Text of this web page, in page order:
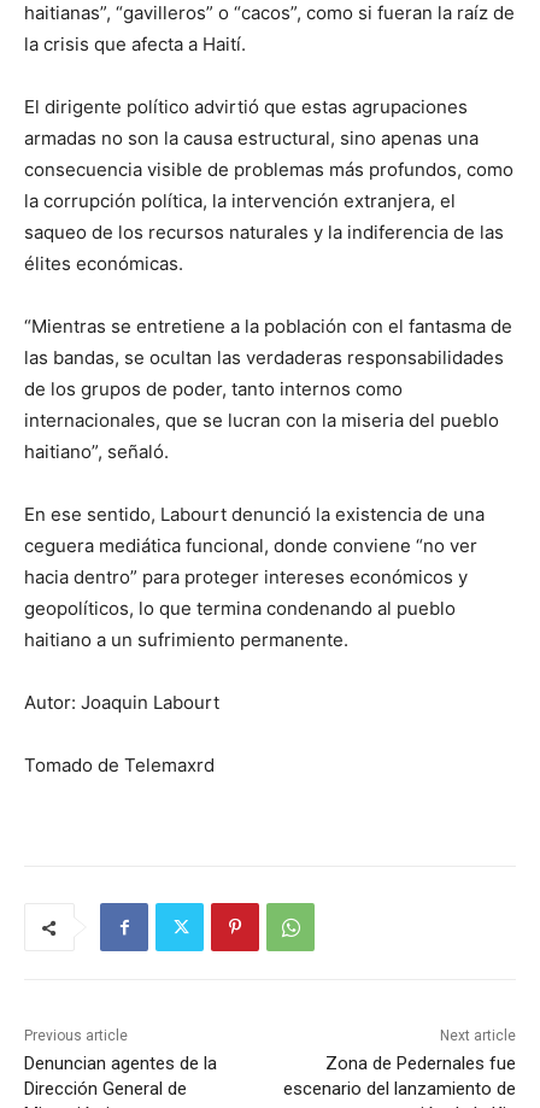
haitianas”, “gavilleros” o “cacos”, como si fueran la raíz de
la crisis que afecta a Haití.
El dirigente político advirtió que estas agrupaciones
armadas no son la causa estructural, sino apenas una
consecuencia visible de problemas más profundos, como
la corrupción política, la intervención extranjera, el
saqueo de los recursos naturales y la indiferencia de las
élites económicas.
“Mientras se entretiene a la población con el fantasma de
las bandas, se ocultan las verdaderas responsabilidades
de los grupos de poder, tanto internos como
internacionales, que se lucran con la miseria del pueblo
haitiano”, señaló.
En ese sentido, Labourt denunció la existencia de una
ceguera mediática funcional, donde conviene “no ver
hacia dentro” para proteger intereses económicos y
geopolíticos, lo que termina condenando al pueblo
haitiano a un sufrimiento permanente.
Autor: Joaquin Labourt
Tomado de Telemaxrd
Previous article
Denuncian agentes de la
Dirección General de
Next article
Zona de Pedernales fue
escenario del lanzamiento de